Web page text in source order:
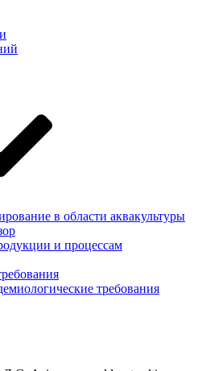
в области аквакультуры
и процессам
требования